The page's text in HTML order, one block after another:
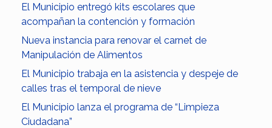
El Municipio entregó kits escolares que
acompañan la contención y formación
Nueva instancia para renovar el carnet de
Manipulación de Alimentos
El Municipio trabaja en la asistencia y despeje de
calles tras el temporal de nieve
El Municipio lanza el programa de “Limpieza
Ciudadana”